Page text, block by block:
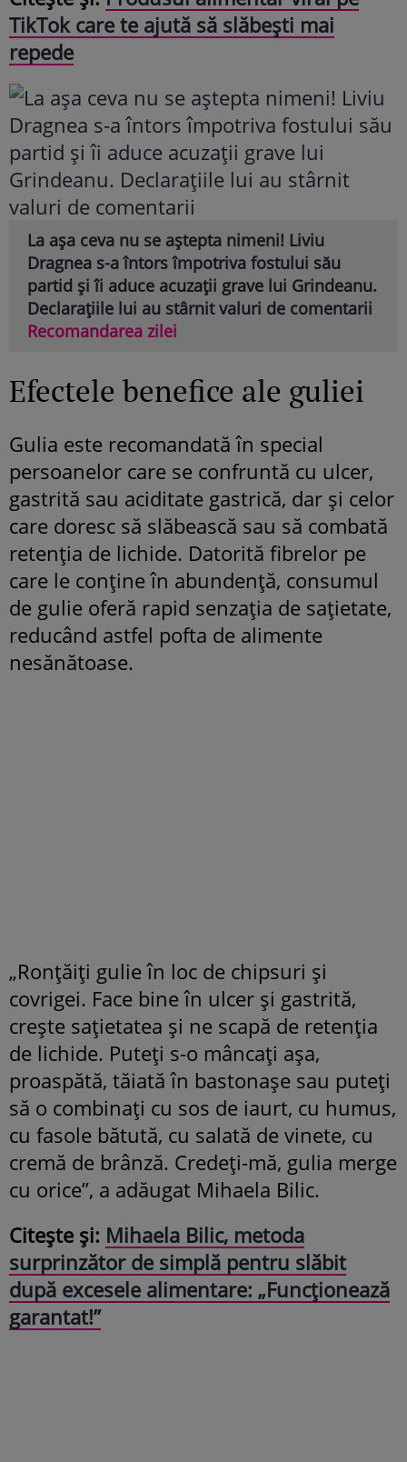
TikTok care te ajută să slăbești mai
repede
La așa ceva nu se aștepta nimeni! Liviu
Dragnea s-a întors împotriva fostului său
partid și îi aduce acuzații grave lui Grindeanu.
Declarațiile lui au stârnit valuri de comentarii
Recomandarea zilei
Efectele benefice ale guliei
Gulia este recomandată în special
persoanelor care se confruntă cu ulcer,
gastrită sau aciditate gastrică, dar și celor
care doresc să slăbească sau să combată
retenția de lichide. Datorită fibrelor pe
care le conține în abundență, consumul
de gulie oferă rapid senzația de sațietate,
reducând astfel pofta de alimente
nesănătoase.
„Ronțăiți gulie în loc de chipsuri și
covrigei. Face bine în ulcer și gastrită,
crește sațietatea și ne scapă de retenția
de lichide. Puteți s-o mâncați așa,
proaspătă, tăiată în bastonașe sau puteți
să o combinați cu sos de iaurt, cu humus,
cu fasole bătută, cu salată de vinete, cu
cremă de brânză. Credeți-mă, gulia merge
cu orice”, a adăugat Mihaela Bilic.
Citește și: Mihaela Bilic, metoda
surprinzător de simplă pentru slăbit
după excesele alimentare: „Funcționează
garantat!”